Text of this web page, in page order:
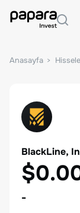
Anasayfa
BlackLine,
-